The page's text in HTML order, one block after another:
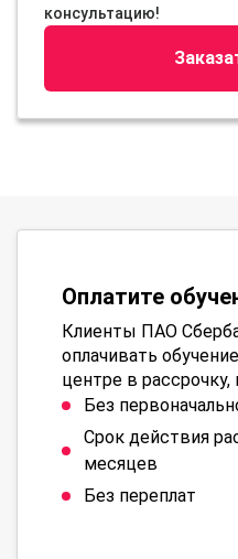
консультацию!
Оплатите
Клиенты ПАО
оплачивать
центре в
Без
Срок действия
месяцев
Без переплат